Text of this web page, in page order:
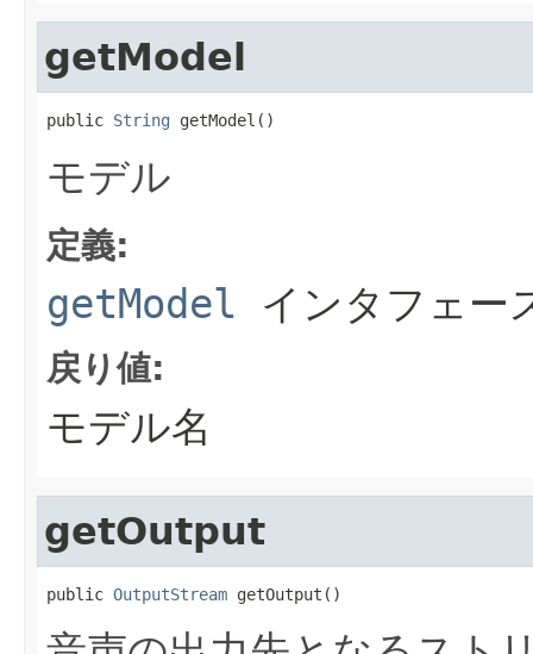
getModel
public String getModel()
モデル
定義:
getModel インタフェ
戻り値:
モデル名
getOutput
public OutputStream getOutput()